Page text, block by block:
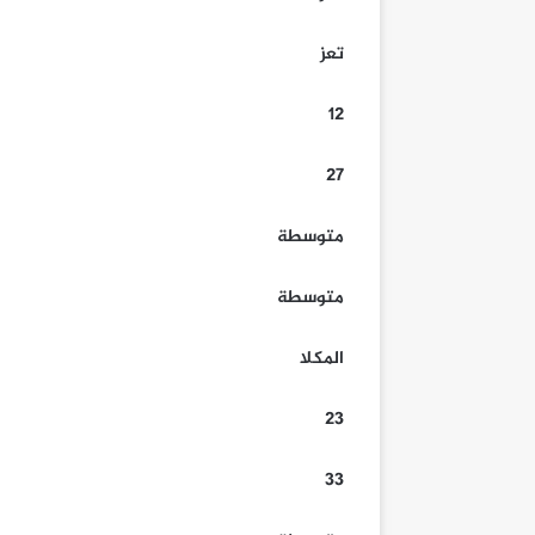
تعز
12
27
متوسطة
متوسطة
المكلا
23
33